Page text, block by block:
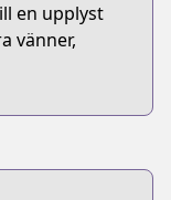
en upplyst
vänner,